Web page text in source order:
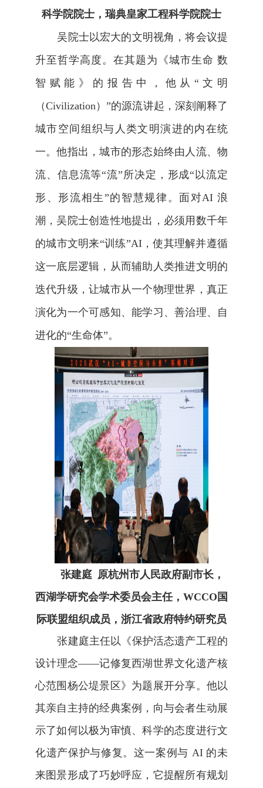
科学院院士，瑞典皇家工程科学院院士
吴院士以宏大的文明视角，将会议提
升至哲学高度。在其题为《城市生命 数
智赋能》的报告中，他从“文明
（Civilization）”的源流讲起，深刻阐释了
城市空间组织与人类文明演进的内在统
一。他指出，城市的形态始终由人流、物
流、信息流等“流”所决定，形成“以流定
形、形流相生”的智慧规律。面对AI 浪
潮，吴院士创造性地提出，必须用数千年
的城市文明来“训练”AI，使其理解并遵循
这一底层逻辑，从而辅助人类推进文明的
迭代升级，让城市从一个物理世界，真正
演化为一个可感知、能学习、善治理、自
进化的“生命体”。
张建庭 原杭州市人民政府副市长，
西湖学研究会学术委员会主任，WCCO国
际联盟组织成员，浙江省政府特约研究员
张建庭主任以《保护活态遗产工程的
设计理念——记修复西湖世界文化遗产核
心范围杨公堤景区》为题展开分享。他以
其亲自主持的经典案例，向与会者生动展
示了如何以极为审慎、科学的态度进行文
化遗产保护与修复。这一案例与 AI 的未
来图景形成了巧妙呼应，它提醒所有规划